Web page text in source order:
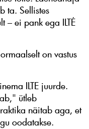
ta. Sellistes
– ei pank ega ILTĖ
on vastus
ILTE juurde.
ütleb
näitab aga, et
oodatakse.